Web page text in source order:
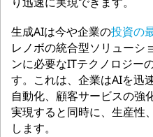
生成AIは今や企業の投資の
レノボの統合型ソリューシ
ンに必要なITテクノロジー
す。これは、企業はAIを迅
自動化、顧客サービスの強
実現すると同時に、生産性
します。